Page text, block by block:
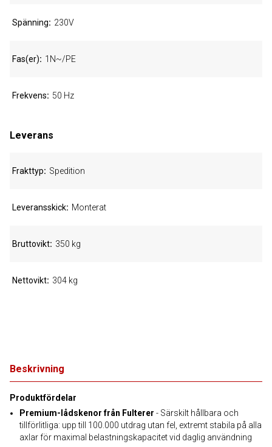
Beskrivning
Produktfördelar
Premium-lådskenor från Fulterer - Särskilt hållbara och
tillförlitliga: upp till 100.000 utdrag utan fel, extremt stabila på alla
axlar för maximal belastningskapacitet vid daglig användning
Spänning 230V
Fas(er) 1N~/PE
Frekvens 50 Hz
Leverans
Frakttyp Spedition
Leveransskick Monterat
Bruttovikt 350 kg
Nettovikt 304 kg